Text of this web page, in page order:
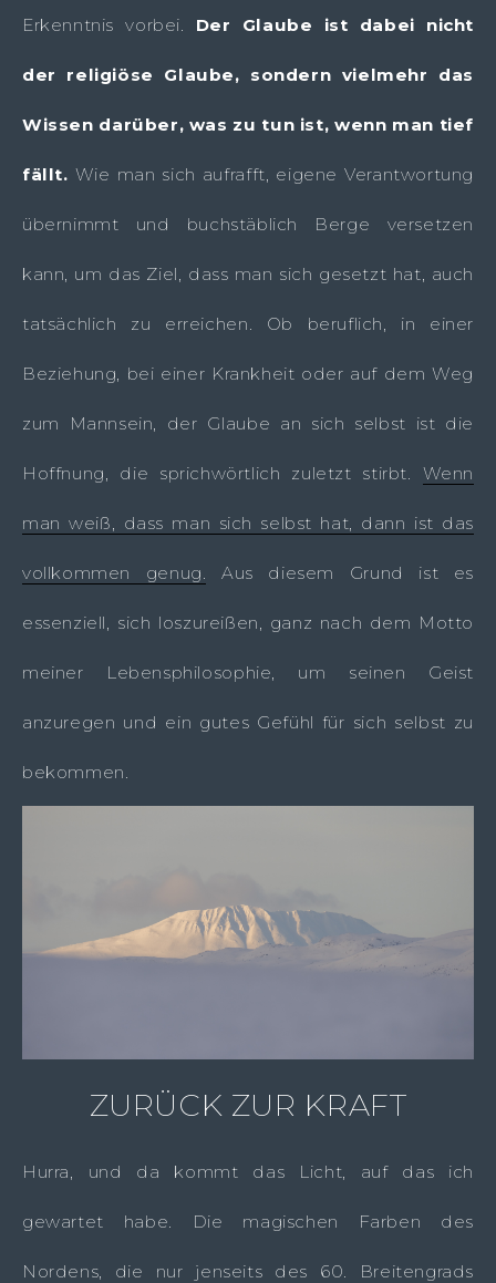
Erkenntnis vorbei. Der Glaube ist dabei nicht
der religiöse Glaube, sondern vielmehr das
Wissen darüber, was zu tun ist, wenn man tief
fällt. Wie man sich aufrafft, eigene Verantwortung
übernimmt und buchstäblich Berge versetzen
kann, um das Ziel, dass man sich gesetzt hat, auch
tatsächlich zu erreichen. Ob beruflich, in einer
Beziehung, bei einer Krankheit oder auf dem Weg
zum Mannsein, der Glaube an sich selbst ist die
Hoffnung, die sprichwörtlich zuletzt stirbt. Wenn
man weiß, dass man sich selbst hat, dann ist das
vollkommen genug. Aus diesem Grund ist es
essenziell, sich loszureißen, ganz nach dem Motto
meiner Lebensphilosophie, um seinen Geist
anzuregen und ein gutes Gefühl für sich selbst zu
bekommen.
ZURÜCK ZUR KRAFT
Hurra, und da kommt das Licht, auf das ich
gewartet habe. Die magischen Farben des
Nordens, die nur jenseits des 60. Breitengrads